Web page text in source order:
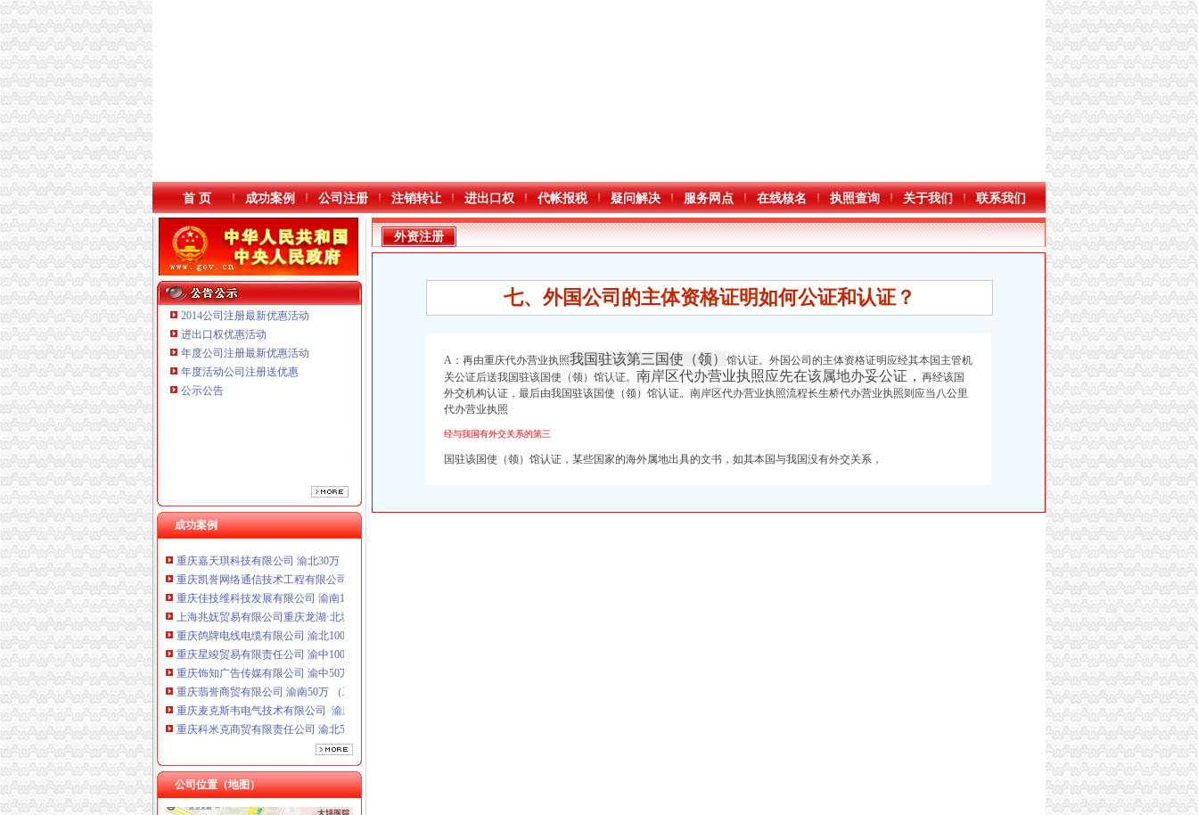
首 页 成功案例 公司注册 注销转让 进出口权 代帐报税 疑问解决 服务网点 在线核名 执照查询 关于我们 联系我们
2014公司注册最新优惠活动
进出口权优惠活动
年度公司注册最新优惠活动
年度活动公司注册送优惠
公示公告
成功案例
重庆麦克斯韦电气技术有限公司 渝新 （工商注册）
重庆科米克商贸有限责任公司 渝北50万 （工商注册）
重庆欧氏科技发展有限公司 渝九50万 （进出口权）
重庆凯誉网络通信技术工程有限公司 渝中300万 （工商变更）
重庆佳技维科技发展有限公司 渝南100万 （进出口权）
上海兆妩贸易有限公司重庆龙湖·北城天街分公司 （工商注册）
重庆鸽牌电线电缆有限公司 渝北10010万 (进出口权)
重庆星竣贸易有限责任公司 渝中100万 （进出口权）
重庆饰知广告传媒有限公司 渝中50万 （工商注册）
重庆翡誉商贸有限公司 渝南50万 （工商注册）
重庆麦克斯韦电气技术有限公司 渝新 （工商注册）
重庆科米克商贸有限责任公司 渝北50万 （工商注册）
重庆欧氏科技发展有限公司 渝九50万 （进出口权）
重庆嘉天琪科技有限公司 渝北30万 （工商注册）
重庆凯誉网络通信技术工程有限公司 渝中300万 （工商变更）
重庆佳技维科技发展有限公司 渝南100万 （进出口权）
上海兆妩贸易有限公司重庆龙湖·北城天街分公司 （工商注册）
公司位置（地图）
外资注册
七、外国公司的主体资格证明如何公证和认证？
A：再由重庆代办营业执照我国驻该第三国使（领）
馆认证。外国公司的主体资格证明应经其本国主管机
关公证后送我国驻该国使（领）馆认证。 南岸区代办营业执照应先在该属地办妥公证， 再经该国
外交机构认证，最后由我国驻该国使（领）馆认证。 南岸区代办营业执照流程长生桥代办营业执照则应当八公里
代办营业执照
经与我国有外交关系的第三
国驻该国使（领）馆认证，某些国家的海外属地出具的文书，如其本国与我国没有外交关系，